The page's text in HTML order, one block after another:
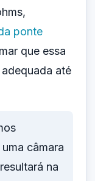
ponte
que essa
até
câmara
na